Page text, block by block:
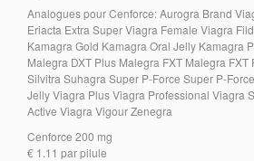
Analogues pour Cenforce: Aurogra Brand
Eriacta Extra Super Viagra Female Viagra
Kamagra Gold Kamagra Oral Jelly Kamagra
Malegra DXT Plus Malegra FXT Malegra
Silvitra Suhagra Super P-Force Super P-
Jelly Viagra Plus Viagra Professional Viagra
Active Viagra Vigour Zenegra
Cenforce 200 mg
€ 1.11 par pilule